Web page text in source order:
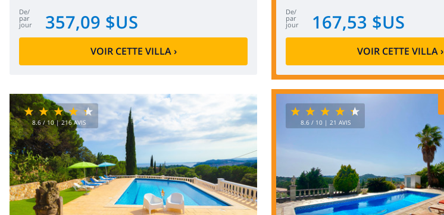
de/
par
jour 357,09 $US
VOIR CETTE VILLA›
de/
par
jour 167,53 $US
VOIR CETTE VILLA›
8.6/ 10 |216 AVIS 8.6/ 10 | 21 AVIS